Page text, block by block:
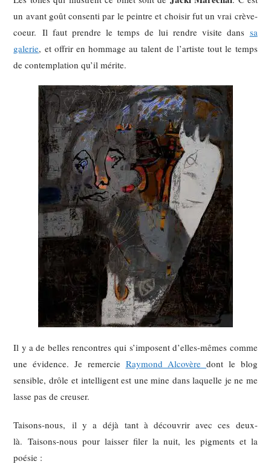
un avant goût consenti par le peintre et choisir fut un vrai crève-
coeur. Il faut prendre le temps de lui rendre visite dans sa
galerie, et offrir en hommage au talent de l’artiste tout le temps
de contemplation qu’il mérite.
Il y a de belles rencontres qui s’imposent d’elles-mêmes comme
une évidence. Je remercie Raymond Alcovèredont le blog
sensible, drôle et intelligent est une mine dans laquelle je ne me
lasse pas de creuser.
Taisons-nous, il y a déjà tant à découvrir avec ces deux-
là. Taisons-nous pour laisser filer la nuit, les pigments et la
poésie :